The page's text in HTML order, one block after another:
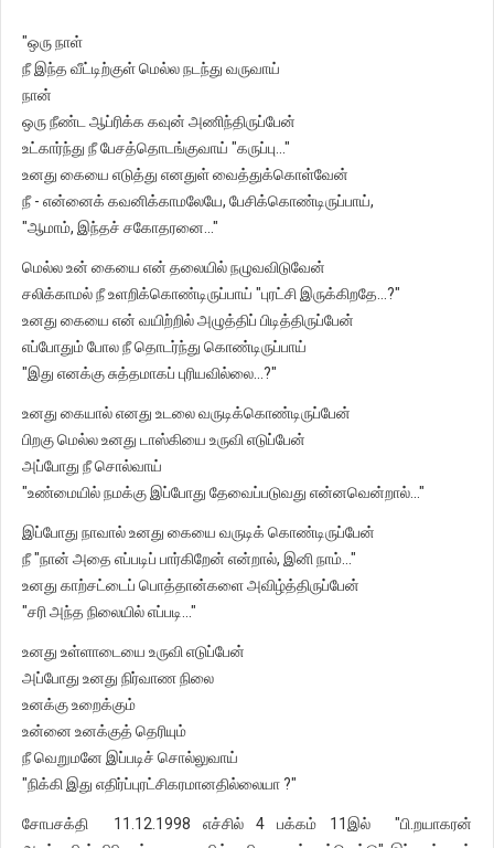
"ஒரு நாள்
நீ இந்த வீட்டிற்குள் மெல்ல நடந்து வருவாய்
நான்
ஒரு நீண்ட ஆப்ரிக்க கவுன் அணிந்திருப்பேன்
உட்கார்ந்து நீ பேசத்தொடங்குவாய் "கருப்பு..."
உனது கையை எடுத்து எனதுள் வைத்துக்கொள்வேன்
நீ - என்னைக் கவனிக்காமலேயே, பேசிக்கொண்டிருப்பாய்,
"ஆமாம், இந்தச் சகோதரனை..."
மெல்ல உன் கையை என் தலையில் நழுவவிடுவேன்
சலிக்காமல் நீ உளறிக்கொண்டிருப்பாய் "புரட்சி இருக்கிறதே...?"
உனது கையை என் வயிற்றில் அழுத்திப் பிடித்திருப்பேன்
எப்போதும் போல நீ தொடர்ந்து கொண்டிருப்பாய்
"இது எனக்கு சுத்தமாகப் புரியவில்லை...?"
உனது கையால் எனது உடலை வருடிக்கொண்டிருப்பேன்
பிறகு மெல்ல உனது டாஸ்கியை உருவி எடுப்பேன்
அப்போது நீ சொல்வாய்
"உண்மையில் நமக்கு இப்போது தேவைப்படுவது என்னவென்றால்..."
இப்போது நாவால் உனது கையை வருடிக் கொண்டிருப்பேன்
நீ "நான் அதை எப்படிப் பார்கிறேன் என்றால், இனி நாம்..."
உனது காற்சட்டைப் பொத்தான்களை அவிழ்த்திருப்பேன்
"சரி அந்த நிலையில் எப்படி..."
உனது உள்ளாடையை உருவி எடுப்பேன்
அப்போது உனது நிர்வாண நிலை
உனக்கு உறைக்கும்
உன்னை உனக்குத் தெரியும்
நீ வெறுமனே இப்படிச் சொல்லுவாய்
"நிக்கி இது எதிர்ப்புரட்சிகரமானதில்லையா ?"
சோபசக்தி 11.12.1998 எச்சில் 4 பக்கம் 11இல் "பி.றயாகரன்